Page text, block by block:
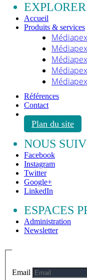
Accueil
Produits & services
Références
Contact
Plan du site
NOUS
Facebook
Instagram
Twitter
Google+
LinkedIn
ESPACES
Administration
Newsletter
Email